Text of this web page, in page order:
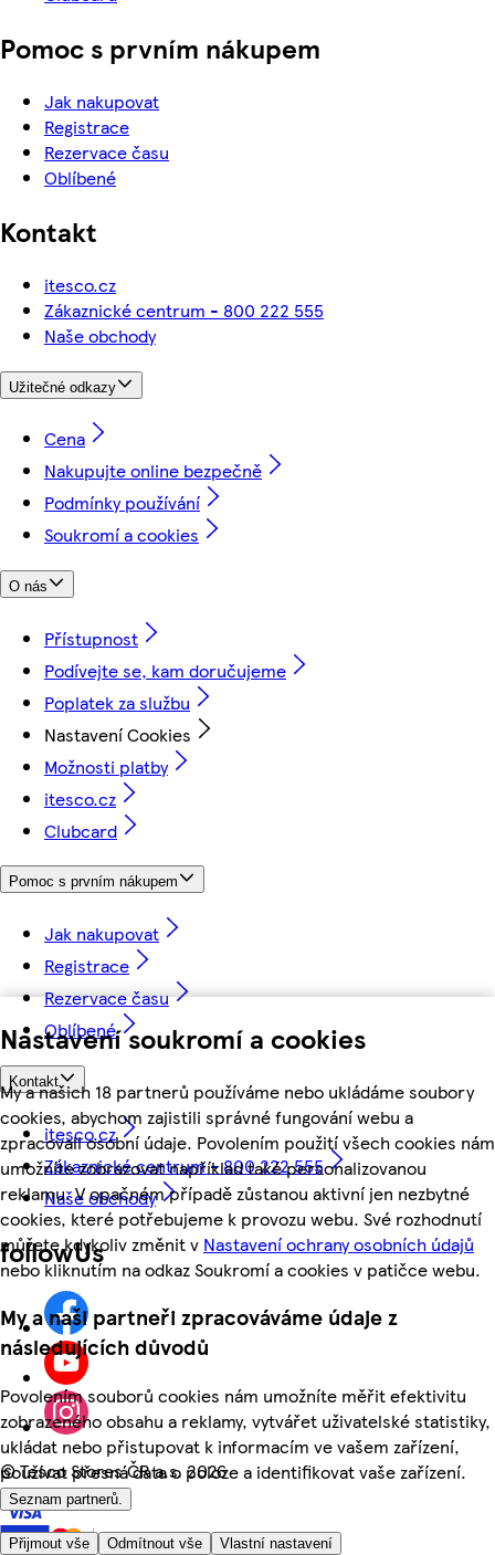
Nastavení soukromí a cookies
My a našich 18 partnerů používáme nebo ukládáme soubory
cookies, abychom zajistili správné fungování webu a
zpracovali osobní údaje. Povolením použití všech cookies nám
umožníte zobrazovat například také personalizovanou
reklamu. V opačném případě zůstanou aktivní jen nezbytné
cookies, které potřebujeme k provozu webu. Své rozhodnutí
můžete kdykoliv změnit v Nastavení ochrany osobních údajů
nebo kliknutím na odkaz Soukromí a cookies v patičce webu.
My a naši partneři zpracováváme údaje z
následujících důvodů
Povolením souborů cookies nám umožníte měřit efektivitu
zobrazeného obsahu a reklamy, vytvářet uživatelské statistiky,
ukládat nebo přistupovat k informacím ve vašem zařízení,
používat přesná data o poloze a identifikovat vaše zařízení.
Seznam partnerů.
Přijmout vše Odmítnout vše Vlastní nastavení
Pomoc s prvním nákupem
Jak nakupovat
Registrace
Rezervace času
Oblíbené
Kontakt
itesco.cz
Zákaznické centrum - 800 222 555
Naše obchody
Užitečné odkazy
Cena
Nakupujte online bezpečně
Podmínky používání
Soukromí a cookies
O nás
Přístupnost
Podívejte se, kam doručujeme
Poplatek za službu
Nastavení Cookies
Možnosti platby
itesco.cz
Clubcard
Pomoc s prvním nákupem
Jak nakupovat
Registrace
Rezervace času
Oblíbené
Kontakt
itesco.cz
Zákaznické centrum - 800 222 555
Naše obchody
followUs
©Tesco Stores ČR a.s. 2026